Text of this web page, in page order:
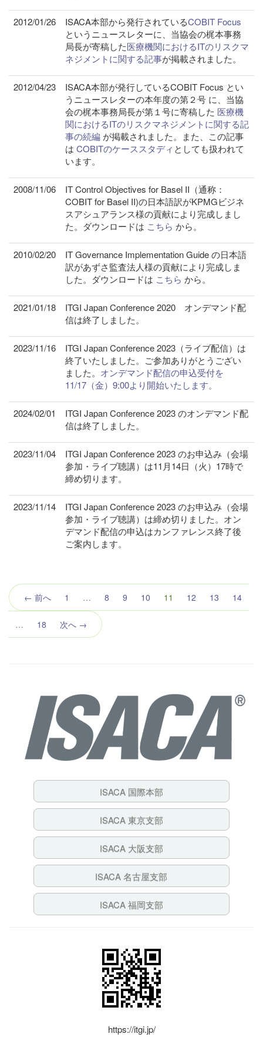
2012/01/26 ISACA本部から発行されているCOBIT Focus
というニュースレターに、当協会の梶本事務
局長が寄稿した医療機関におけるITのリスクマ
ネジメントに関する記事が掲載されました。
2012/04/23
ISACA本部が発行しているCOBIT Focus とい
うニュースレターの本年度の第２号 に、当協
会の梶本事務局長が第１号に寄稿した 医療機
関におけるITのリスクマネジメントに関する記
事の続編 が掲載されました。また、この記事
は COBITのケーススタディ としても扱われて
います。
2008/11/06
IT Control Objectives for Basel II（通称：
COBIT for Basel II)の日本語訳がKPMGビジネ
スアシュアランス様の貢献により完成しまし
た。ダウンロードは こちら から。
2010/02/20
IT Governance Implementation Guide の日本語
訳があずさ監査法人様の貢献により完成しま
した。ダウンロードは こちら から。
2021/01/18
ITGI Japan Conference 2020 オンデマンド配
信は終了しました。
2023/11/16
ITGI Japan Conference 2023（ライブ配信）は
終了いたしました。ご参加ありがとうござい
ました。 オンデマンド配信の申込受付を
11/17（金）9:00より開始いたします。
2024/02/01
ITGI Japan Conference 2023 のオンデマンド配
信は終了しました。
2023/11/04
ITGI Japan Conference 2023 のお申込み（会場
参加・ライブ聴講）は11月14日（火）17時で
締め切ります。
2023/11/14
ITGI Japan Conference 2023 のお申込み（会場
参加・ライブ聴講）は締め切りました。オン
デマンド配信の申込はカンファレンス終了後
ご案内します。
← 前へ 1 … 8 9 10 11 （こ
の
12 13 14
… 18 次へ →
ISACA 国際本部
ISACA 東京支部
ISACA 大阪支部
ISACA 名古屋支部
ISACA 福岡支部
https://itgi.jp/